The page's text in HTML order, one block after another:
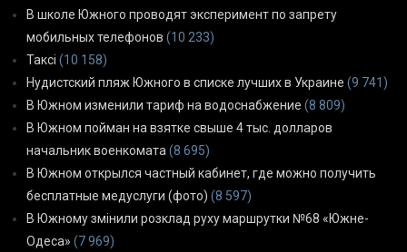
В школе Южного проводят эксперимент по запрету
мобильных телефонов (10 233)
Таксі (10 158)
Нудистский пляж Южного в списке лучших в Украине (9 741)
В Южном изменили тариф на водоснабжение (8 809)
В Южном пойман на взятке свыше 4 тыс. долларов
начальник военкомата (8 695)
В Южном открылся частный кабинет, где можно получить
бесплатные медуслуги (фото) (8 597)
В Южному змінили розклад руху маршрутки №68 «Южне-
Одеса» (7 969)